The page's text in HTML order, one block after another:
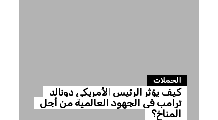
الحملات
كيف يؤثر الرئيس الأمريكي دونالد
ترامب في الجهود العالمية من أجل
المناخ؟